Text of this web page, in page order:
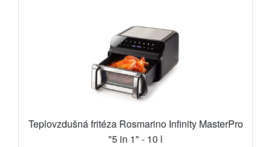
Teplovzdušná fritéza Rosmarino Infinity MasterPro
"5 in 1" - 10 l